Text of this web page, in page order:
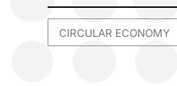
CIRCULAR ECONOMY